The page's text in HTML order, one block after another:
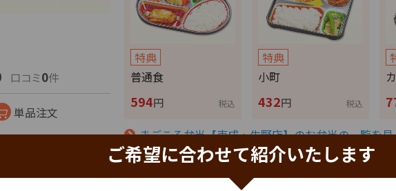
ご希望に合わせて紹介いたします
口コミ0件
単品注文
制限食
特典
普通食
594円 税込
特典
小町
432円 税込
まごころ弁当【東成・生野店】のお弁当の一覧を